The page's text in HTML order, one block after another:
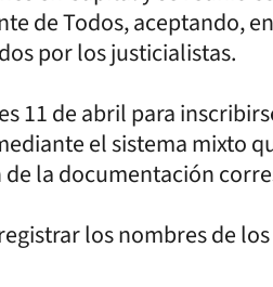
de Todos, aceptando,
por los justicialistas.
11 de abril para
el sistema mixto
la documentación
los nombres de